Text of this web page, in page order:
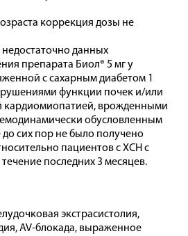
коррекция дозы не
данных
препарата Биол® 5 мг у
с сахарным диабетом 1
функции почек и/или
кардиомиопатией, врожденными
обусловленным
сих пор не было получено
пациентов с ХСН с
последних 3 месяцев.
экстрасистолия,
AV-блокада, выраженное